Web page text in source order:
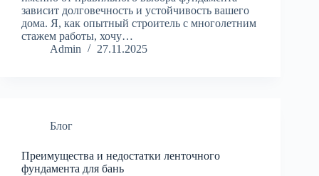
зависит долговечность и устойчивость вашего
дома. Я, как опытный строитель с многолетним
стажем работы, хочу…
Admin
27.11.2025
Блог
Преимущества и недостатки ленточного
фундамента для бань